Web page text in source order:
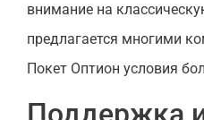
внимание на
предлагается многими
Покет Оптион условия